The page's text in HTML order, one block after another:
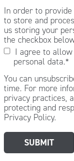
In order to
to store and
us storing your
the checkbox
I agree to
personal data.*
You can
time. For more
privacy practices,
protecting and
Privacy Policy.